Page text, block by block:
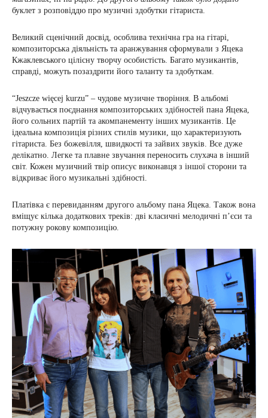
буклет з розповіддю про музичні здобутки гітариста.
Великий сценічний досвід, особлива технічна гра на гітарі,
композиторська діяльність та аранжування сформували з Яцека
Кжаклевського цілісну творчу особистість. Багато музикантів,
справді, можуть позаздрити його таланту та здобуткам.
“Jeszcze więcej kurzu” – чудове музичне творіння. В альбомі
відчувається поєднання композиторських здібностей пана Яцека,
його сольних партій та акомпанементу інших музикантів. Це
ідеальна композиція різних стилів музики, що характеризують
гітариста. Без божевілля, швидкості та зайвих звуків. Все дуже
делікатно. Легке та плавне звучання переносить слухача в інший
світ. Кожен музичний твір описує виконавця з іншої сторони та
відкриває його музикальні здібності.
Платівка є перевиданням другого альбому пана Яцека. Також вона
вміщує кілька додаткових треків: дві класичні мелодичні п’єси та
потужну рокову композицію.